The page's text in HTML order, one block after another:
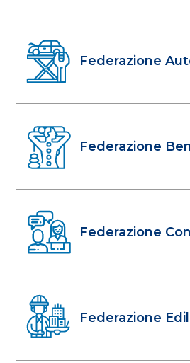
Federazione
Federazione
Federazione
Federazione